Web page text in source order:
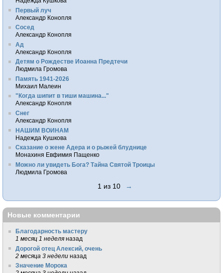
Первый луч
Александр Конопля
Сосед
Александр Конопля
Ад
Александр Конопля
Детям о Рождестве Иоанна Предтечи
Людмила Громова
Память 1941-2026
Михаил Малеин
"Когда шипит в тиши машина..."
Александр Конопля
Снег
Александр Конопля
НАШИМ ВОИНАМ
Надежда Кушкова
Сказание о жене Адера и о рыжей блуднице
Монахиня Евфимия Пащенко
Можно ли увидеть Бога? Тайна Святой Троицы
Людмила Громова
1 из 10 →
Новые комментарии
Благодарность мастеру
1 месяц 1 неделя назад
Дорогой отец Алексий, очень
2 месяца 3 недели назад
Значение Морока